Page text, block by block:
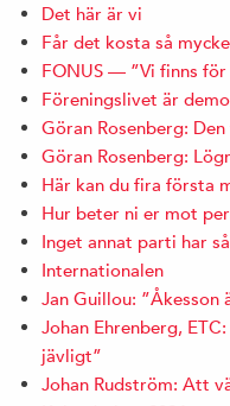
Det här är vi
Får det kosta så
FONUS — ”Vi finns
Föreningslivet är
Göran Rosenberg:
Göran Rosenberg:
Här kan du fira första
Hur beter ni er mot
Inget annat parti har
Internationalen
Jan Guillou: ”Åkesson
Johan Ehrenberg,
jävligt”
Johan Rudström: Att